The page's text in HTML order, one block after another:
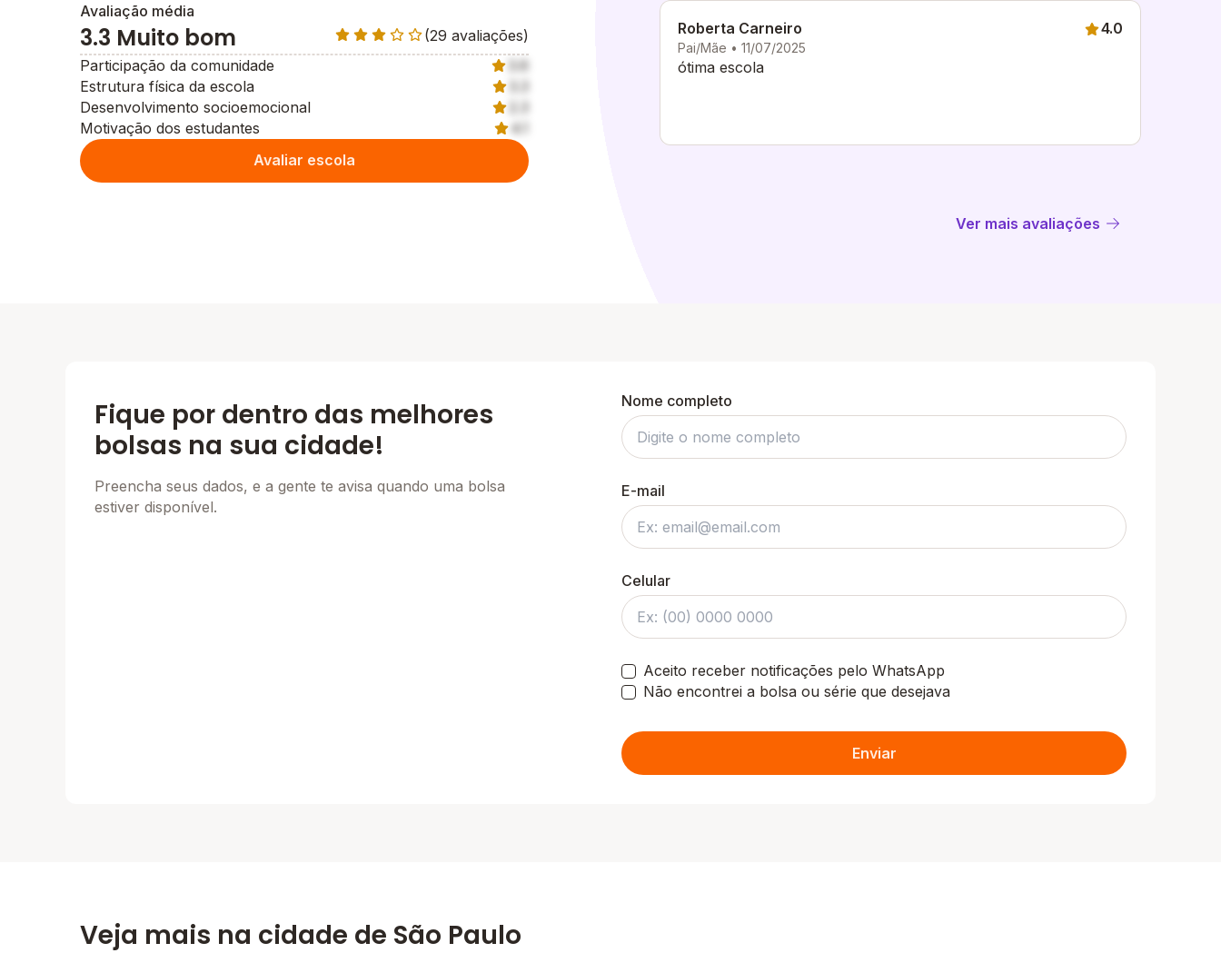
Avaliação média
3.3 Muito bom
(29 avaliações)
Participação da comunidade
3.6
Estrutura física da escola
Desenvolvimento socioemocional
Motivação dos estudantes
4.1
Avaliar escola
Roberta Carneiro
Pai/Mãe • 11/07/2025
4.0
ótima escola
Ver mais avaliações
Fique por dentro das melhores
bolsas na sua cidade!
Preencha seus dados, e a gente te avisa quando uma bolsa
estiver disponível.
Nome completo
E-mail
Celular
Aceito receber notificações pelo WhatsApp
Não encontrei a bolsa ou série que desejava
Enviar
Veja mais na cidade de São Paulo